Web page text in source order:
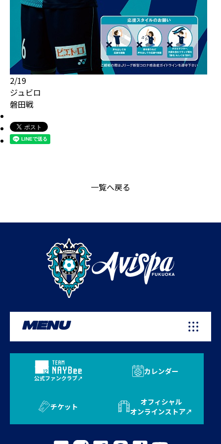
2/19
ジュビロ
磐田戦
一覧へ戻る
MENU
公式ファンクラブ
カレンダー
チケット
オフィシャル
オンラインストア